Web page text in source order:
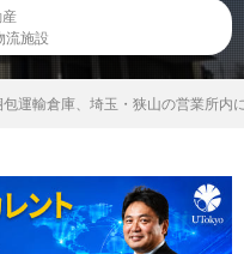
産
流施設
包運輸倉庫、埼玉・狭山の営業所内